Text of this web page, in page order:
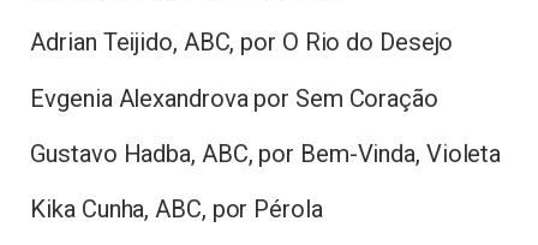
Adrian Teijido, ABC, por O Rio do Desejo
Evgenia Alexandrova por Sem Coração
Gustavo Hadba, ABC, por Bem-Vinda, Violeta
Kika Cunha, ABC, por Pérola